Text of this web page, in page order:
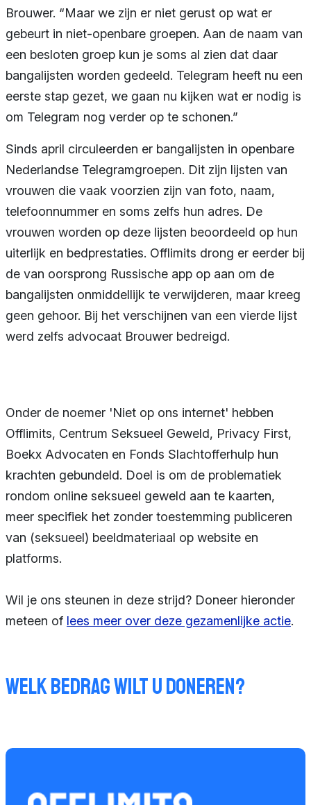
Brouwer. “Maar we zijn er niet gerust op wat er
gebeurt in niet-openbare groepen. Aan de naam van
een besloten groep kun je soms al zien dat daar
bangalijsten worden gedeeld. Telegram heeft nu een
eerste stap gezet, we gaan nu kijken wat er nodig is
om Telegram nog verder op te schonen.”
Sinds april circuleerden er bangalijsten in openbare
Nederlandse Telegramgroepen. Dit zijn lijsten van
vrouwen die vaak voorzien zijn van foto, naam,
telefoonnummer en soms zelfs hun adres. De
vrouwen worden op deze lijsten beoordeeld op hun
uiterlijk en bedprestaties. Offlimits drong er eerder bij
de van oorsprong Russische app op aan om de
bangalijsten onmiddellijk te verwijderen, maar kreeg
geen gehoor. Bij het verschijnen van een vierde lijst
werd zelfs advocaat Brouwer bedreigd.
Onder de noemer 'Niet op ons internet' hebben
Offlimits, Centrum Seksueel Geweld, Privacy First,
Boekx Advocaten en Fonds Slachtofferhulp hun
krachten gebundeld. Doel is om de problematiek
rondom online seksueel geweld aan te kaarten,
meer specifiek het zonder toestemming publiceren
van (seksueel) beeldmateriaal op website en
platforms.
Wil je ons steunen in deze strijd? Doneer hieronder
meteen of lees meer over deze gezamenlijke actie.
Welk bedrag wilt u doneren?